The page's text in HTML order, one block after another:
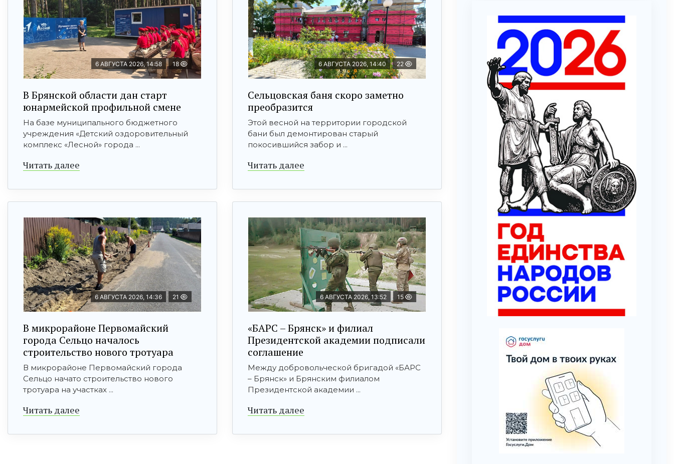
6 АВГУСТА 2026, 14:58 18
В Брянской области дан старт
юнармейской профильной смене
На базе муниципального бюджетного
учреждения «Детский оздоровительный
комплекс «Лесной» города ...
Читать далее
6 АВГУСТА 2026, 14:40 22
Сельцовская баня скоро заметно
преобразится
Этой весной на территории городской
бани был демонтирован старый
покосившийся забор и ...
Читать далее
6 АВГУСТА 2026, 14:36 21
В микрорайоне Первомайский
города Сельцо началось
строительство нового тротуара
В микрорайоне Первомайский города
Сельцо начато строительство нового
тротуара на участках ...
Читать далее
6 АВГУСТА 2026, 13:52 15
«БАРС – Брянск» и филиал
Президентской академии подписали
соглашение
Между добровольческой бригадой «БАРС
– Брянск» и Брянским филиалом
Президентской академии ...
Читать далее